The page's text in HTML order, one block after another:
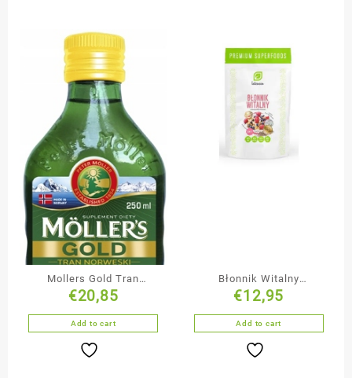
Mollers Gold Tran
Norweski 250 ml
€20,85
Add to cart
Błonnik Witalny
Mieszanka Nasion
€12,95
Add to cart